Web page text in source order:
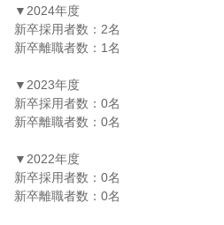
▼2024年度
新卒採用者数：2名
新卒離職者数：1名
▼2023年度
新卒採用者数：0名
新卒離職者数：0名
▼2022年度
新卒採用者数：0名
新卒離職者数：0名